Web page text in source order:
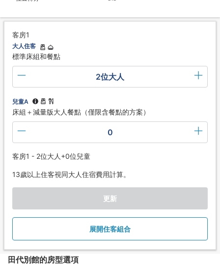
客房1
大人住客
標準床組和餐點
2位大人
兒童A
床組＋減量版大人餐點（僅限含餐點的方案）
0
客房1 - 2位大人+0位兒童
13歲以上住客視同大人住宿費用計算。
更新
展開住客組合
田代別館的房型選項